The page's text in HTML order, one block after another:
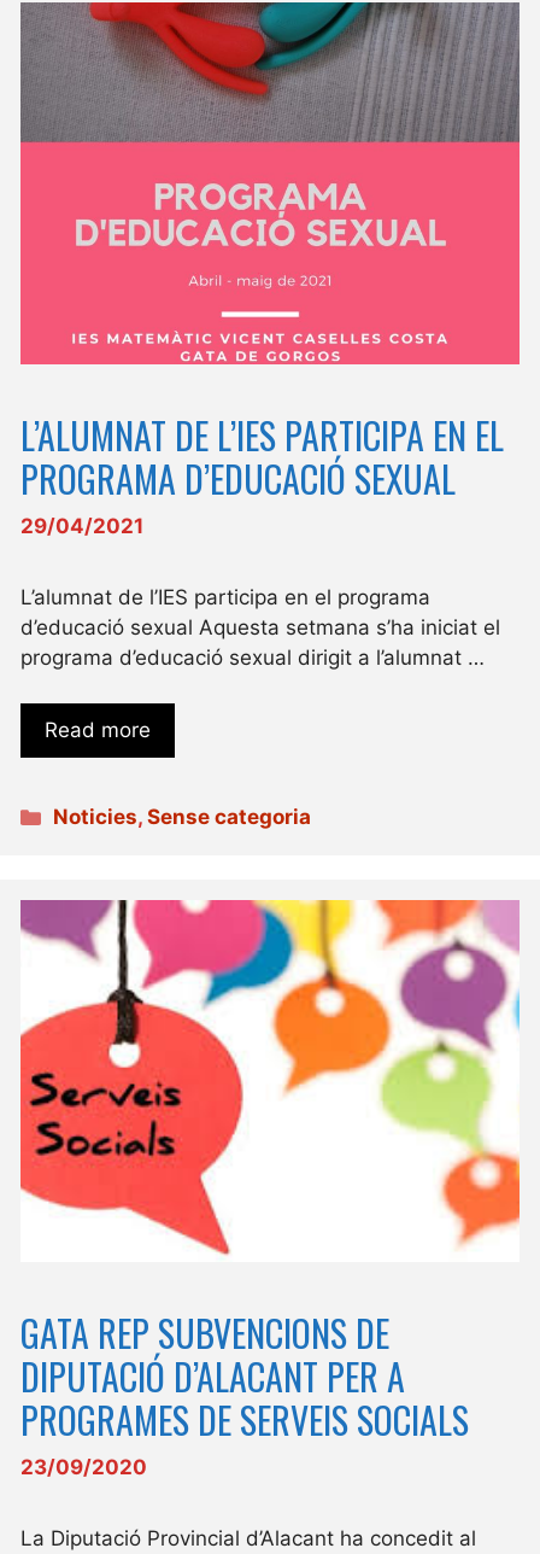
L’ALUMNAT DE L’IES PARTICIPA EN EL
PROGRAMA D’EDUCACIÓ SEXUAL
29/04/2021
L’alumnat de l’IES participa en el programa
d’educació sexual Aquesta setmana s’ha iniciat el
programa d’educació sexual dirigit a l’alumnat …
Read more
Categories
Noticies,Sense categoria
GATA REP SUBVENCIONS DE
DIPUTACIÓ D’ALACANT PER A
PROGRAMES DE SERVEIS SOCIALS
23/09/2020
La Diputació Provincial d’Alacant ha concedit al